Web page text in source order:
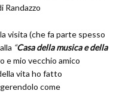
Randazzo
visita (che fa parte spesso
“Casa della musica e della
e mio vecchio amico
vita ho fatto
come